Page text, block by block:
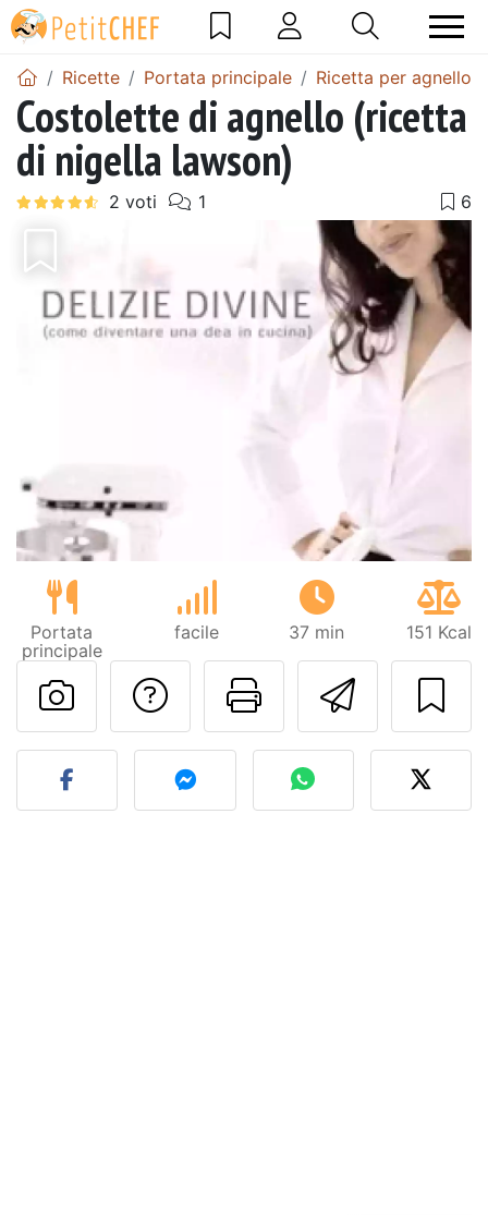
Ricette Portata principale Ricetta per agnello
Costolette di agnello (ricetta
di nigella lawson)
Portata
principale
facile 37 min 151 Kcal
Invia
Stampa la
Contatta l'autore
Pubblica la foto di